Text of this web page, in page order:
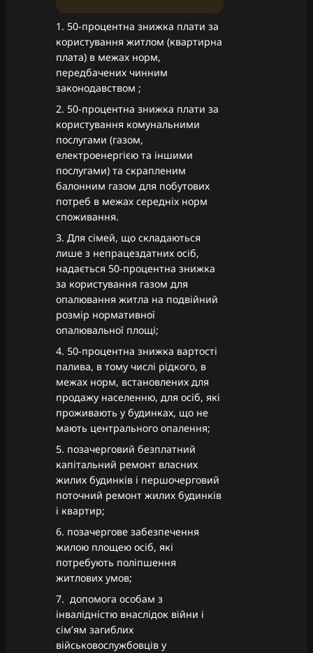
1. 50-процентна знижка плати за
користування житлом (квартирна
плата) в межах норм,
передбачених чинним
законодавством ;
2. 50-процентна знижка плати за
користування комунальними
послугами (газом,
електроенергією та іншими
послугами) та скрапленим
балонним газом для побутових
потреб в межах середніх норм
споживання.
3. Для сімей, що складаються
лише з непрацездатних осіб,
надається 50-процентна знижка
за користування газом для
опалювання житла на подвійний
розмір нормативної
опалювальної площі;
4. 50-процентна знижка вартості
палива, в тому числі рідкого, в
межах норм, встановлених для
продажу населенню, для осіб, які
проживають у будинках, що не
мають центрального опалення;
5. позачерговий безплатний
капітальний ремонт власних
жилих будинків і першочерговий
поточний ремонт жилих будинків
і квартир;
6. позачергове забезпечення
жилою площею осіб, які
потребують поліпшення
житлових умов;
7. допомога особам з
інвалідністю внаслідок війни і
сім’ям загиблих
військовослужбовців у